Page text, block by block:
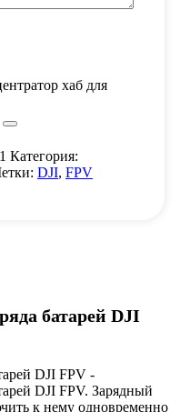
хаб для
Категория:
DJI, FPV
батарей DJI
DJI FPV -
DJI FPV. Зарядный
к нему одновременно